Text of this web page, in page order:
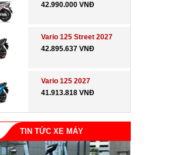
42.990.000 VNĐ
Vario 125 Street 2027
42.895.637 VNĐ
Vario 125 2027
41.913.818 VNĐ
TIN TỨC XE MÁY